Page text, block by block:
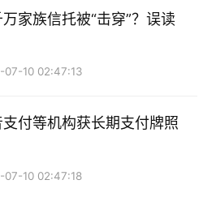
行业分布，两条配置线索较为
道“广撒网”捕捉成长机遇；另
“压重仓”锚定稳健收益。
仓布局最广的方向，重仓个
和22只，合计占券商全部重仓
反映出券商资金对高端制造、
万家族信托被“击穿”？误读
07-10 02:47:13
付等机构获长期支付牌照
07-10 02:47:18